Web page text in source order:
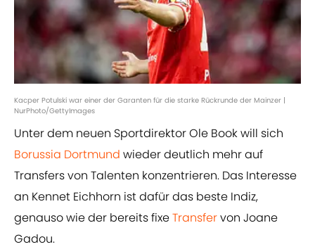
Kacper Potulski war einer der Garanten für die starke Rückrunde der Mainzer |
NurPhoto/GettyImages
Unter dem neuen Sportdirektor Ole Book will sich
Borussia Dortmund wieder deutlich mehr auf
Transfers von Talenten konzentrieren. Das Interesse
an Kennet Eichhorn ist dafür das beste Indiz,
genauso wie der bereits fixeTransfervon Joane
Gadou.